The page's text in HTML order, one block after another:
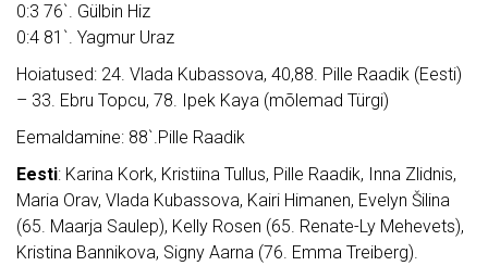
0:3 76`. Gülbin Hiz
0:4 81`. Yagmur Uraz
Hoiatused: 24. Vlada Kubassova, 40,88. Pille Raadik (Eesti)
– 33. Ebru Topcu, 78. Ipek Kaya (mõlemad Türgi)
Eemaldamine: 88`.Pille Raadik
Eesti: Karina Kork, Kristiina Tullus, Pille Raadik, Inna Zlidnis,
Maria Orav, Vlada Kubassova, Kairi Himanen, Evelyn Šilina
(65. Maarja Saulep), Kelly Rosen (65. Renate-Ly Mehevets),
Kristina Bannikova, Signy Aarna (76. Emma Treiberg).